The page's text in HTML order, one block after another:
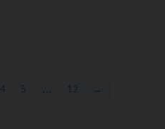
4 5 … 12 →